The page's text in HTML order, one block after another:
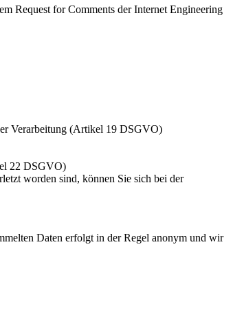
Request for Comments der Internet Engineering
Verarbeitung (Artikel 19 DSGVO)
22 DSGVO)
worden sind, können Sie sich bei der
Daten erfolgt in der Regel anonym und wir